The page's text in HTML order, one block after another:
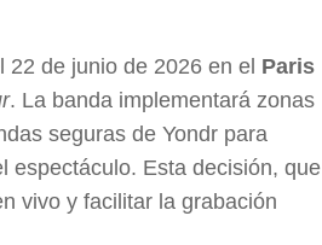
de junio de 2026 en el Paris
. La banda implementará zonas
seguras de Yondr para
espectáculo. Esta decisión, que
vivo y facilitar la grabación